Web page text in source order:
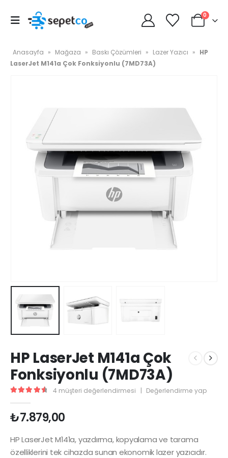
0
Anasayfa » Mağaza » Baskı Çözümleri » Lazer Yazıcı » HP
LaserJet M141a Çok Fonksiyonlu (7MD73A)
HP LaserJet M141a Çok
Fonksiyonlu (7MD73A)
4 müşteri değerlendirmesi | Değerlendirme yap
₺7.879,00
HP LaserJet M141a, yazdırma, kopyalama ve tarama
özelliklerini tek cihazda sunan ekonomik lazer yazıcıdır.